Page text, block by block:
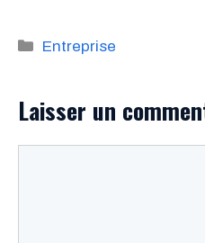
Catégories
Entreprise
Laisser un